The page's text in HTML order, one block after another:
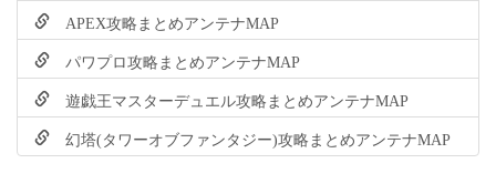
APEX攻略まとめアンテナMAP
パワプロ攻略まとめアンテナMAP
遊戯王マスターデュエル攻略まとめアンテナMAP
幻塔(タワーオブファンタジー)攻略まとめアンテナMAP